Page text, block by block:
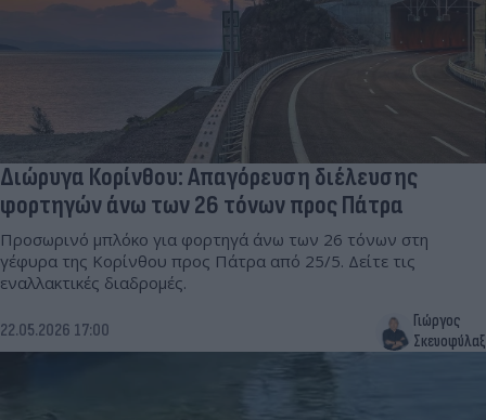
Διώρυγα Κορίνθου: Απαγόρευση διέλευσης
φορτηγών άνω των 26 τόνων προς Πάτρα
Προσωρινό μπλόκο για φορτηγά άνω των 26 τόνων στη
γέφυρα της Κορίνθου προς Πάτρα από 25/5. Δείτε τις
εναλλακτικές διαδρομές.
22.05.2026 17:00
Γιώργος
Σκευοφύλαξ